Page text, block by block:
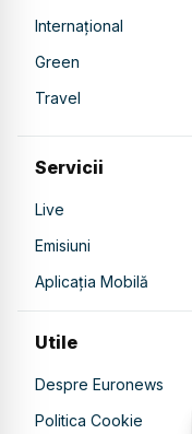
Internațional
Green
Travel
Servicii
Live
Emisiuni
Aplicația Mobilă
Utile
Despre Euronews
Politica Cookie